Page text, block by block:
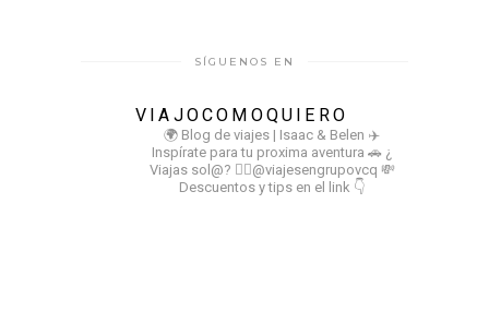
SÍGUENOS EN
VIAJOCOMOQUIERO
🌍 Blog de viajes | Isaac & Belen ✈️
Inspírate para tu proxima aventura 🚗 ¿
Viajas sol@? 👉🏻@viajesengrupovcq 💸
Descuentos y tips en el link 👇